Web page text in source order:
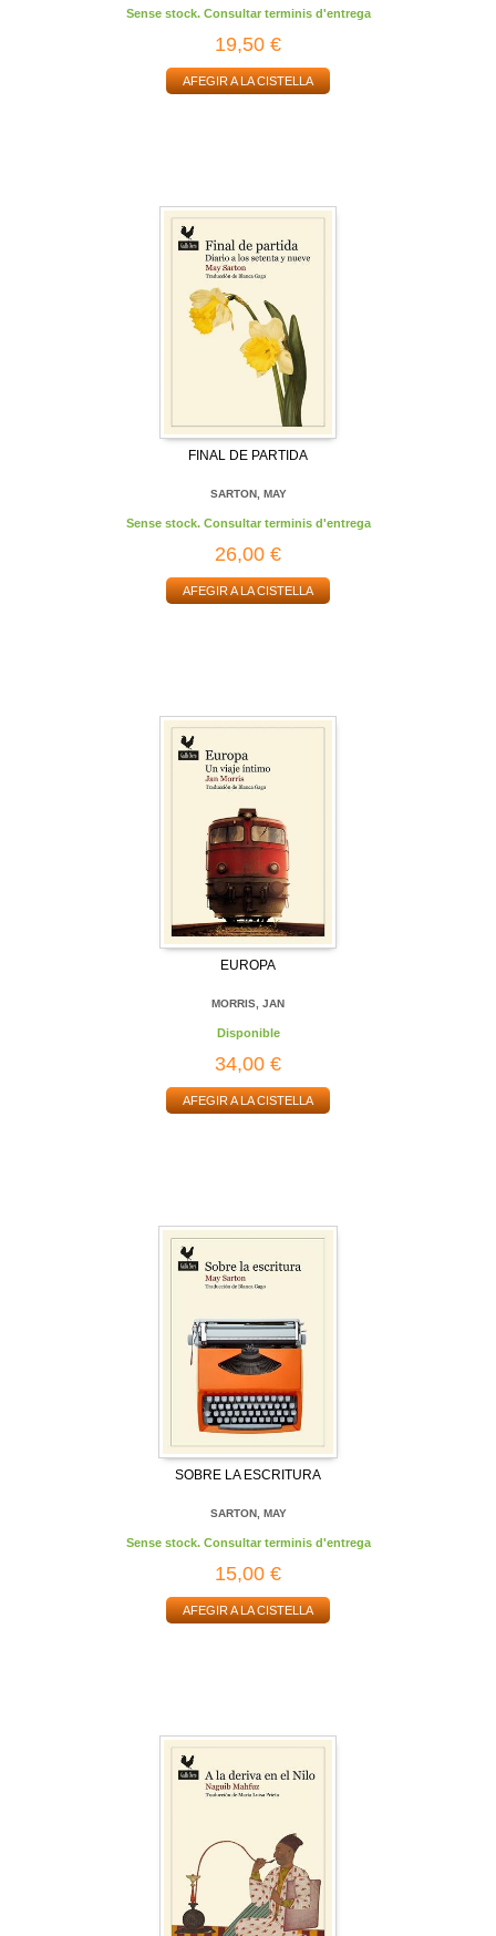
Sense stock. Consultar terminis d'entrega
19,50 €
AFEGIR A LA CISTELLA
FINAL DE PARTIDA
SARTON, MAY
Sense stock. Consultar terminis d'entrega
26,00 €
AFEGIR A LA CISTELLA
EUROPA
MORRIS, JAN
Disponible
34,00 €
AFEGIR A LA CISTELLA
SOBRE LA ESCRITURA
SARTON, MAY
Sense stock. Consultar terminis d'entrega
15,00 €
AFEGIR A LA CISTELLA